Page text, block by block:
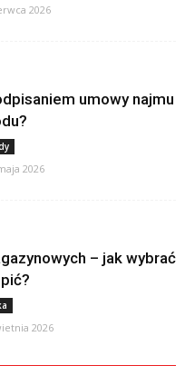
2026
umowy najmu
2026
– jak wybrać
2026